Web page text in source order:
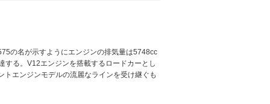
の名が示すようにエンジンの排気量は5748cc
る。V12エンジンを搭載するロードカーとし
エンジンモデルの流麗なラインを受け継ぐも